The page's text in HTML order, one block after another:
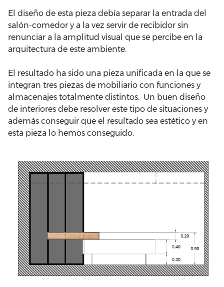
El diseño de esta pieza debía separar la entrada del
salón-comedor y a la vez servir de recibidor sin
renunciar a la amplitud visual que se percibe en la
arquitectura de este ambiente.
El resultado ha sido una pieza unificada en la que se
integran tres piezas de mobiliario con funciones y
almacenajes totalmente distintos. Un buen diseño
de interiores debe resolver este tipo de situaciones y
además conseguir que el resultado sea estético y en
esta pieza lo hemos conseguido.